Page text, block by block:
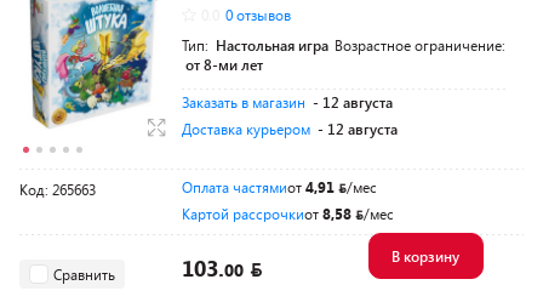
0 отзывов
Тип: Настольная игра Возрастное ограничение:
от 8-ми лет
Заказать в магазин - 12 августа
Доставка курьером - 12 августа
Код: 265663 Оплата частямиот4,91
/мес
Картой рассрочкиот8,58 /мес
Сравнить 103.00
В корзину